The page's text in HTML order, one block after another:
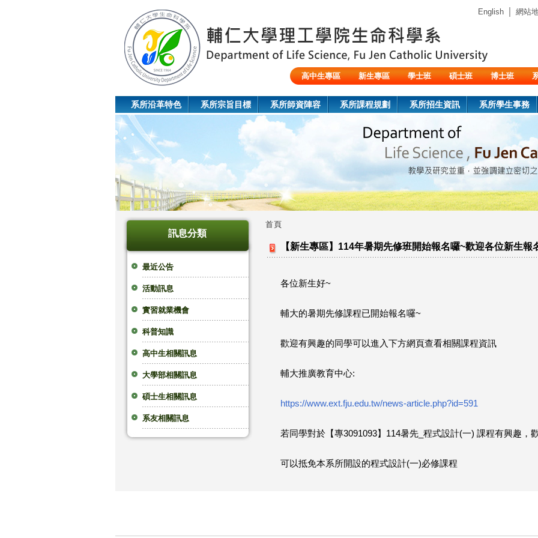
English 網站
高中生專區 新生專區 學士班 碩士班 博士班
系所沿革特色 系所宗旨目標 系所師資陣容 系所課程規劃 系所招生資訊 系所學生事務
訊息分類
最近公告
活動訊息
實習就業機會
科普知識
高中生相關訊息
大學部相關訊息
碩士生相關訊息
系友相關訊息
您
首頁
【新生專區】114年暑期先修班開始報名囉~歡迎各位新生報
各位新生好~
輔大的暑期先修課程已開始報名囉~
歡迎有興趣的同學可以進入下方網頁查看相關課程資訊
輔大推廣教育中心:
https://www.ext.fju.edu.tw/news-article.php?id=591
若同學對於【專3091093】114暑先_程式設計(一) 課程有興趣，
可以抵免本系所開設的程式設計(一)必修課程